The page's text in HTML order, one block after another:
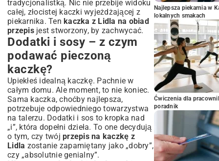
tradycjonalistką. Nic nie przebije widoku
całej, złocistej kaczki wyjeżdżającej z
piekarnika. Ten kaczka z Lidla na obiad
przepisjest stworzony, by zachwycać.
Dodatki i sosy – z czym
podawać pieczoną
kaczkę?
Upiekłeś idealną kaczkę. Pachnie w
całym domu. Ale moment, to nie koniec.
Sama kaczka, choćby najlepsza,
potrzebuje odpowiedniego towarzystwa
na talerzu. Dodatki i sos to kropka nad
„i”, która dopełni dzieła. To one decydują
o tym, czy twój przepis na kaczkę z
Lidla zostanie zapamiętany jako „dobry”,
czy „absolutnie genialny”.
Najlepsza piekarnia w
lokalnych smakach
Ćwiczenia dla
poradnik